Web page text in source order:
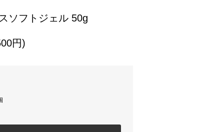
ソフトジェル 50g
円)